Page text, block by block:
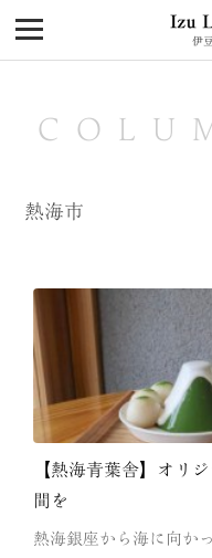
伊
MENU
NEWS
JOURNEY
西伊豆
南伊豆
北伊豆
中伊豆
CATEGORY
熱海市
【熱海青葉舎】オリ
間を
熱海銀座から海に向か